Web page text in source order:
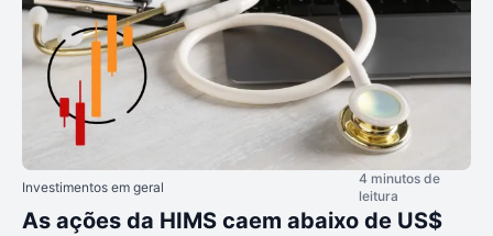
Investimentos em geral
4 minutos de
leitura
As ações da HIMS caem abaixo de US$